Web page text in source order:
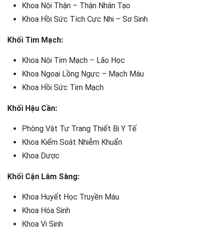
Khoa Nội Thận – Thận Nhân Tạo
Khoa Hồi Sức Tích Cực Nhi – Sơ Sinh
Khối Tim Mạch:
Khoa Nội Tim Mạch – Lão Học
Khoa Ngoại Lồng Ngực – Mạch Máu
Khoa Hồi Sức Tim Mạch
Khối Hậu Cần:
Phòng Vật Tư Trang Thiết Bị Y Tế
Khoa Kiểm Soát Nhiễm Khuẩn
Khoa Dược
Khối Cận Lâm Sàng:
Khoa Huyết Học Truyền Máu
Khoa Hóa Sinh
Khoa Vi Sinh